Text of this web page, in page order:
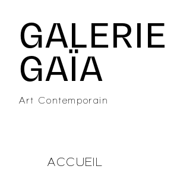
GALERIE
GAÏA
Art Contemporain
ACCUEIL